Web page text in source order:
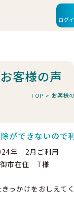
ログ
お客様の声
TOP > お客様
ができないので
年 2月ご利用
市在住 T様
っかけをおしえて